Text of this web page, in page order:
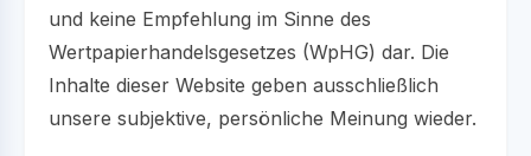
und keine Empfehlung im Sinne des
Wertpapierhandelsgesetzes (WpHG) dar. Die
Inhalte dieser Website geben ausschließlich
unsere subjektive, persönliche Meinung wieder.